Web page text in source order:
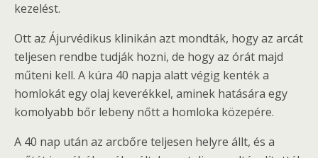
kezelést.
Ott az Ájurvédikus klinikán azt mondták, hogy az arcát
teljesen rendbe tudják hozni, de hogy az órát majd
műteni kell. A kúra 40 napja alatt végig kenték a
homlokát egy olaj keverékkel, aminek hatására egy
komolyabb bőr lebeny nőtt a homloka közepére.
A 40 nap után az arcbőre teljesen helyre állt, és a